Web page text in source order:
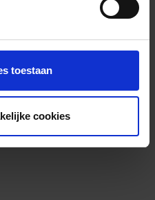
toestaan
cookies